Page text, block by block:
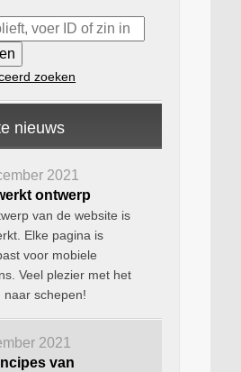
zoeken
nieuws
2021
ontwerp
van de website is
Elke pagina is
voor mobiele
Veel plezier met het
naar schepen!
2021
van